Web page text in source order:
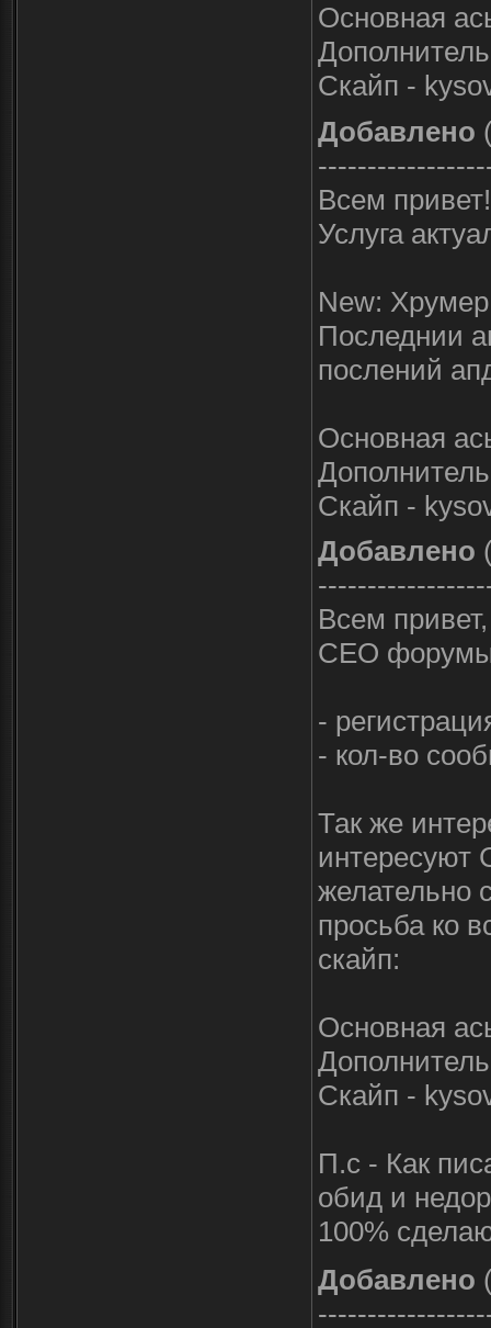
Основная
Скайп -
Добавлено
Всем
Услуга
New:
Последнии
послений
Основная
Скайп -
Добавлено
Всем
СЕО
-
- кол-во
Так же
интересуют
желательно
просьба ко
скайп:
Основная
Скайп -
П.с - Как
обид и
100%
Добавлено